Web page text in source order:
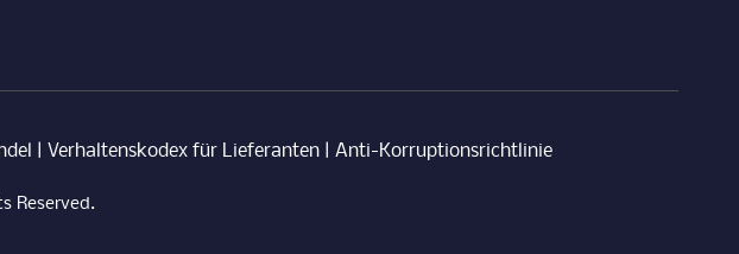
Verhaltenskodex für Lieferanten Anti-Korruptionsrichtlinie
Reserved.